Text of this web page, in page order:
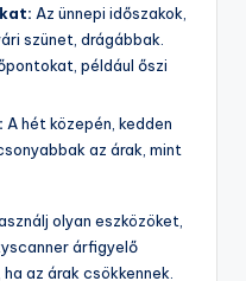
Az ünnepi időszakok,
szünet, drágábbak.
például őszi
A hét közepén, kedden
az árak, mint
olyan eszközöket,
árfigyelő
az árak csökkennek.